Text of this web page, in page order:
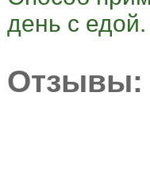
день с едой.
Отзывы: